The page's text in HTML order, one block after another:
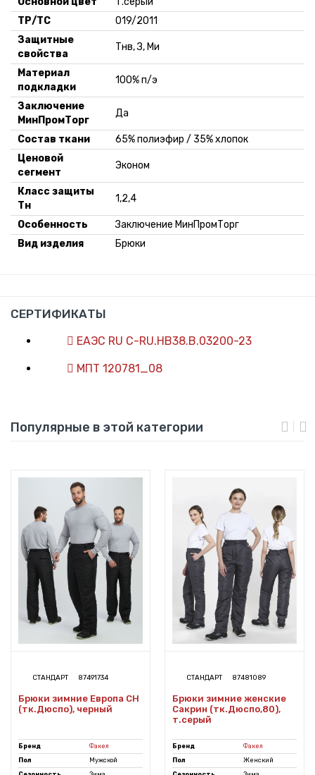
182-188,
52-54
84.3 руб. *
Склад:
Минск-
182-188,
56-58
84.3 руб. *
Минск-
Москва
- +
182-188,
60-62
84.3 руб. *
Склад:
Минск-
- +
182-188,
64-66
84.3 руб. *
7 шт.
Москва
ТР/ТС
019/2011
Защитные
свойства
Тнв, З, Ми
Материал
подкладки
100% п/э
Заключение
МинПромТорг
Да
Состав ткани
65% полиэфир / 35% хлопок
Ценовой
сегмент
Эконом
Класс защиты
Тн
1,2,4
Особенность
Заключение МинПромТорг
Вид изделия
Брюки
СЕРТИФИКАТЫ
ЕАЭС RU С-RU.НВ38.В.03200-23
МПТ 120781_08
Популярные в этой категории
СТАНДАРТ 87491734
Брюки зимние Европа CH
(тк.Дюспо), черный
Бренд
Факел
Пол
Мужской
СТАНДАРТ 87481089
Брюки зимние женские
Сакрин (тк.Дюспо,80),
т.серый
Бренд
Факел
Пол
Женский